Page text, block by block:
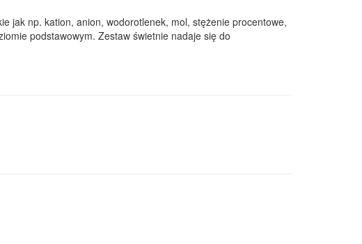
jak np. kation, anion, wodorotlenek, mol, stężenie procentowe,
podstawowym. Zestaw świetnie nadaje się do